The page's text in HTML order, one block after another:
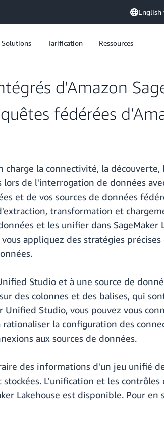
English
Solutions Tarification Ressources
d'Amazon
fédérées
charge la connectivité, la
lors de l'interrogation de données
et de vos sources de données
transformation et
et les unifier dans
vous appliquez des stratégies
Studio et à une source de
des colonnes et des balises, qui
Unified Studio, vous pouvez vous
rationaliser la configuration des
aux sources de données.
des informations d'un jeu unifié
L'unification et les
Lakehouse est disponible. Pour en